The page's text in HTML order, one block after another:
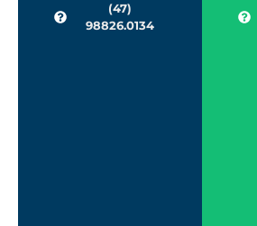
(47)
98826.0134